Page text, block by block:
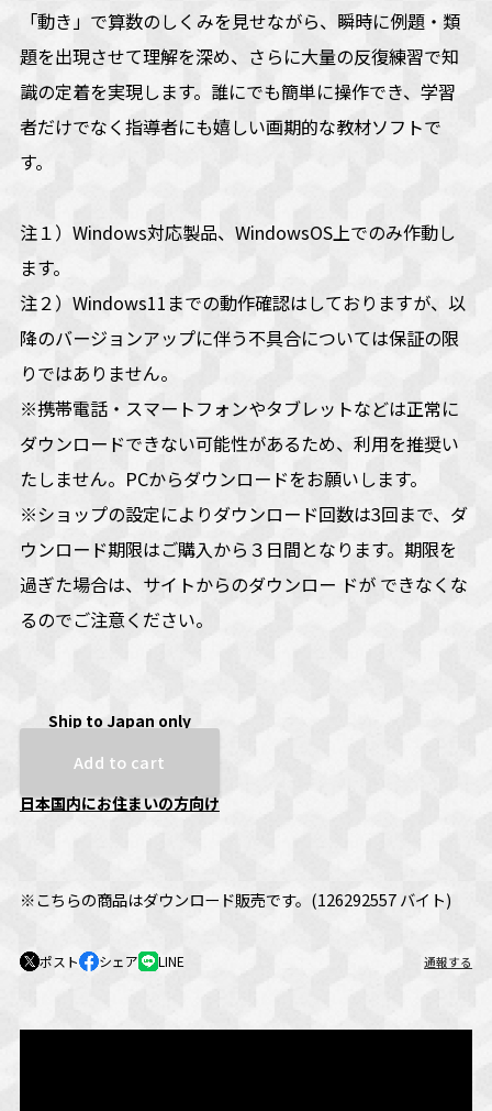
「動き」で算数のしくみを見せながら、瞬時に例題・類
題を出現させて理解を深め、さらに大量の反復練習で知
識の定着を実現します。誰にでも簡単に操作でき、学習
者だけでなく指導者にも嬉しい画期的な教材ソフトで
す。
注１）Windows対応製品、WindowsOS上でのみ作動し
ます。
注２）Windows11までの動作確認はしておりますが、以
降のバージョンアップに伴う不具合については保証の限
りではありません。
※携帯電話・スマートフォンやタブレットなどは正常に
ダウンロードできない可能性があるため、利用を推奨い
たしません。PCからダウンロードをお願いします。
※ショップの設定によりダウンロード回数は3回まで、ダ
ウンロード期限はご購入から３日間となります。期限を
過ぎた場合は、サイトからのダウンロー ドが できなくな
るのでご注意ください。
Ship to Japan only
Add to cart
日本国内にお住まいの方向け
※こちらの商品はダウンロード販売です。(126292557 バイト)
ポスト シェア LINE 通報する